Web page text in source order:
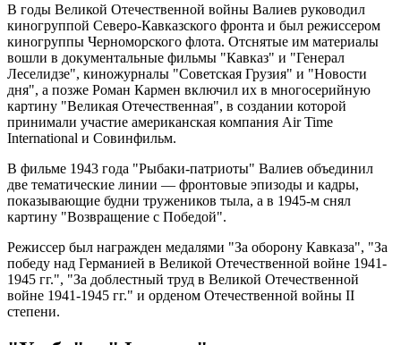
В годы Великой Отечественной войны Валиев руководил
киногруппой Северо-Кавказского фронта и был режиссером
киногруппы Черноморского флота. Отснятые им материалы
вошли в документальные фильмы "Кавказ" и "Генерал
Леселидзе", киножурналы "Советская Грузия" и "Новости
дня", а позже Роман Кармен включил их в многосерийную
картину "Великая Отечественная", в создании которой
принимали участие американская компания Air Time
International и Совинфильм.
В фильме 1943 года "Рыбаки-патриоты" Валиев объединил
две тематические линии — фронтовые эпизоды и кадры,
показывающие будни тружеников тыла, а в 1945-м снял
картину "Возвращение с Победой".
Режиссер был награжден медалями "За оборону Кавказа", "За
победу над Германией в Великой Отечественной войне 1941-
1945 гг.", "За доблестный труд в Великой Отечественной
войне 1941-1945 гг." и орденом Отечественной войны II
степени.